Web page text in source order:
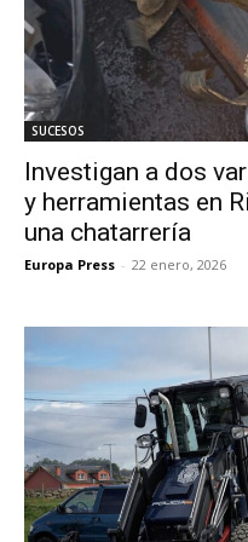
SUCESOS
Investigan a dos
y herramientas en
una chatarrería
Europa Press - 22 enero, 2026